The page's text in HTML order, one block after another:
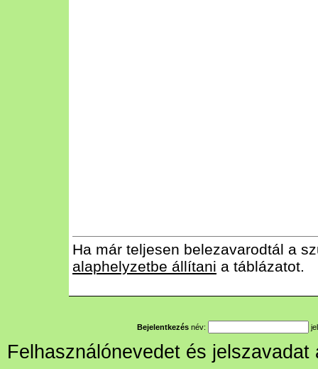
Ha már teljesen belezavarodtál a
alaphelyzetbe állítani a táblázatot.
Bejelentkezés név:
Felhasználónevedet és